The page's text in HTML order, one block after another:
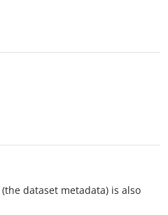
dataset metadata) is also